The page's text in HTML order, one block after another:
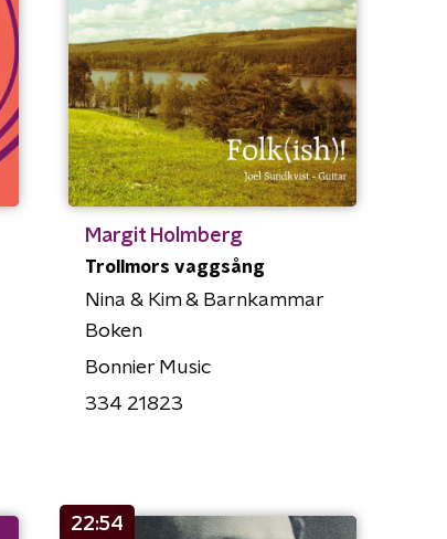
Margit Holmberg
Trollmors vaggsång
Nina & Kim & Barnkammar
Boken
Bonnier Music
334 21823
22:54